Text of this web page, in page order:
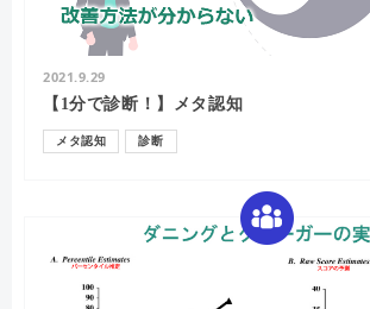
2021.9.29
【1分で診断！】メタ認知
メタ認知 診断